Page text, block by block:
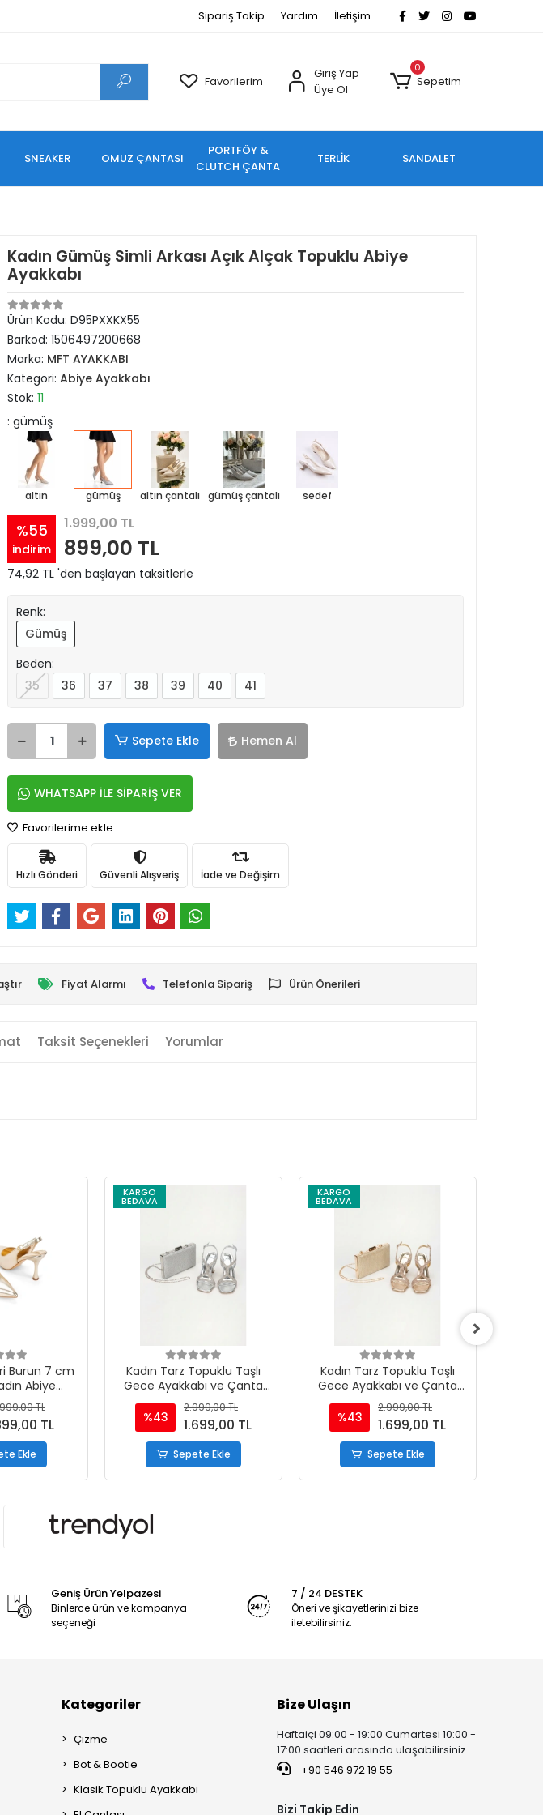
Sipariş Takip Yardım İletişim
Favorilerim
Giriş Yap
Üye Ol
0
Sepetim
SNEAKER OMUZ ÇANTASI
PORTFÖY &
CLUTCH ÇANTA
TERLİK SANDALET
Kadın Gümüş Simli Arkası Açık Alçak Topuklu Abiye
Ayakkabı
Ürün Kodu: D95PXXKX55
Barkod: 1506497200668
Marka: MFT AYAKKABI
Kategori: Abiye Ayakkabı
Stok: 11
: gümüş
altın gümüş altın çantalı gümüş çantalı sedef
%55
indirim
1.999,00 TL
899,00 TL
74,92 TL 'den başlayan taksitlerle
Renk:
Gümüş
Beden:
35
36 37 38 39 40 41
Sepete Ekle Hemen Al
WHATSAPP İLE SİPARİŞ VER
Favorilerime ekle
Hızlı Gönderi Güvenli Alışveriş İade ve Değişim
Fiyat Alarmı Telefonla Sipariş Ürün Önerileri
Taksit Seçenekleri Yorumlar
Burun 7 cm
Abiye
TL
TL
Ekle
KARGO
BEDAVA
Kadın Tarz Topuklu Taşlı
Gece Ayakkabı ve Çanta
Takımı Gümüş
%43
2.999,00 TL
1.699,00 TL
Sepete Ekle
KARGO
BEDAVA
Kadın Tarz Topuklu Taşlı
Gece Ayakkabı ve Çanta
Takımı Altın
%43
2.999,00 TL
1.699,00 TL
Sepete Ekle
Geniş Ürün Yelpazesi
Binlerce ürün ve kampanya
seçeneği
7 / 24 DESTEK
Öneri ve şikayetlerinizi bize
iletebilirsiniz.
Kategoriler
Çizme
Bot & Bootie
Klasik Topuklu Ayakkabı
Bize Ulaşın
Haftaiçi 09:00 - 19:00 Cumartesi 10:00 -
17:00 saatleri arasında ulaşabilirsiniz.
+90 546 972 19 55
Bizi Takip Edin